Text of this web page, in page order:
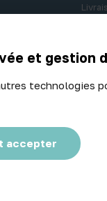
et gestion
technologies
accepter